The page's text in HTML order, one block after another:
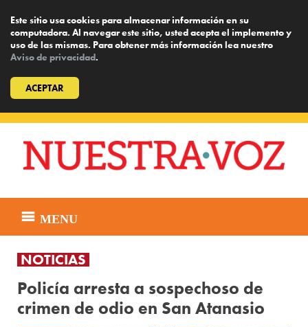
Este sitio usa cookies para almacenar información en su
computadora. Al navegar este sitio, usted acepta el implemento y
uso de las mismas. Para obtener más información lea nuestro
Aviso de privacidad.
ACEPTAR
content
MENU
NOTICIAS
Policía arresta a sospechoso de
crimen de odio en San Atanasio